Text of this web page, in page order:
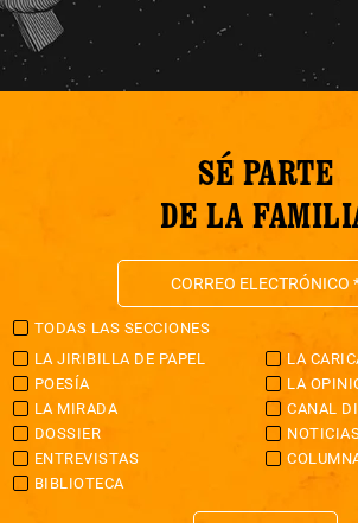
SÉ PARTE
DE LA
TODAS LAS SECCIONES
LA JIRIBILLA DE PAPEL
LA
POESÍA
LA
LA MIRADA
CANAL
DOSSIER
ENTREVISTAS
BIBLIOTECA